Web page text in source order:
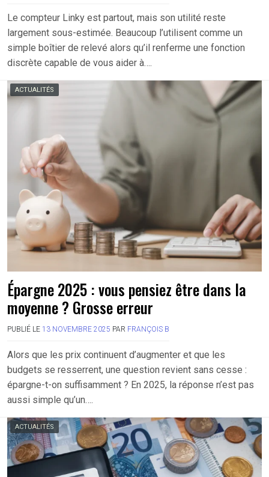
Le compteur Linky est partout, mais son utilité reste
largement sous-estimée. Beaucoup l’utilisent comme un
simple boîtier de relevé alors qu’il renferme une fonction
discrète capable de vous aider à….
ACTUALITÉS
Épargne 2025 : vous pensiez être dans la
moyenne ? Grosse erreur
PUBLIÉ LE 13 NOVEMBRE 2025 PAR FRANÇOIS B
Alors que les prix continuent d’augmenter et que les
budgets se resserrent, une question revient sans cesse :
épargne-t-on suffisamment ? En 2025, la réponse n’est pas
aussi simple qu’un….
ACTUALITÉS